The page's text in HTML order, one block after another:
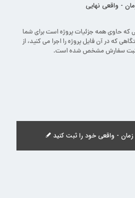
- واقعی نهایی
که حاوی همه جزئیات پروژه است برای شما
که در آن فایل پروژه را اجرا می کنید، از
ثبت سفارش مشخص شده است.
- واقعی خود را ثبت کنید